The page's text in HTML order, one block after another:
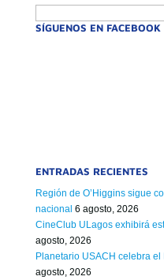
SÍGUENOS EN FACEBOOK
ENTRADAS RECIENTES
Región de O’Higgins sigue
nacional 6 agosto, 2026
CineClub ULagos exhibirá
agosto, 2026
Planetario USACH celebra
agosto, 2026